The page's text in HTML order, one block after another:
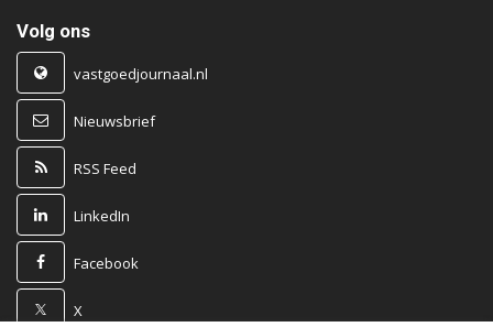
Volg ons
vastgoedjournaal.nl
Nieuwsbrief
RSS Feed
LinkedIn
Facebook
X